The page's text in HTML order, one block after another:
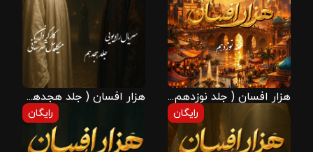
هزار افسان ( جلد نوزدهم ) هزار افسان ( جلد هجدهم )
رایگان رایگان